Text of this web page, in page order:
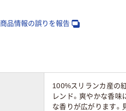
商品情報の誤りを報告
100%スリランカ産の
レンド。爽やかな香味
な香りが広がります。